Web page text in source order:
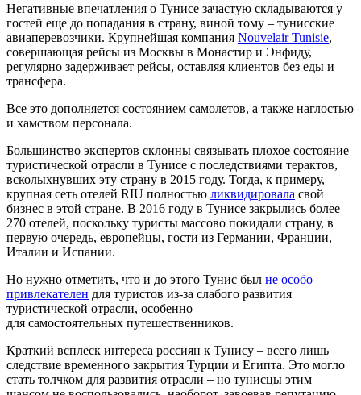
Негативные впечатления о Тунисе зачастую складываются у
гостей еще до попадания в страну, виной тому – тунисские
авиаперевозчики. Крупнейшая компания Nouvelair Tunisie,
совершающая рейсы из Москвы в Монастир и Энфиду,
регулярно задерживает рейсы, оставляя клиентов без еды и
трансфера.
Все это дополняется состоянием самолетов, а также наглостью
и хамством персонала.
Большинство экспертов склонны связывать плохое состояние
туристической отрасли в Тунисе с последствиями терактов,
всколыхнувших эту страну в 2015 году. Тогда, к примеру,
крупная сеть отелей RIU полностью ликвидировала свой
бизнес в этой стране. В 2016 году в Тунисе закрылись более
270 отелей, поскольку туристы массово покидали страну, в
первую очередь, европейцы, гости из Германии, Франции,
Италии и Испании.
Но нужно отметить, что и до этого Тунис был не особо
привлекателен для туристов из-за слабого развития
туристической отрасли, особенно
для самостоятельных путешественников.
Краткий всплеск интереса россиян к Тунису – всего лишь
следствие временного закрытия Турции и Египта. Это могло
стать толчком для развития отрасли – но тунисцы этим